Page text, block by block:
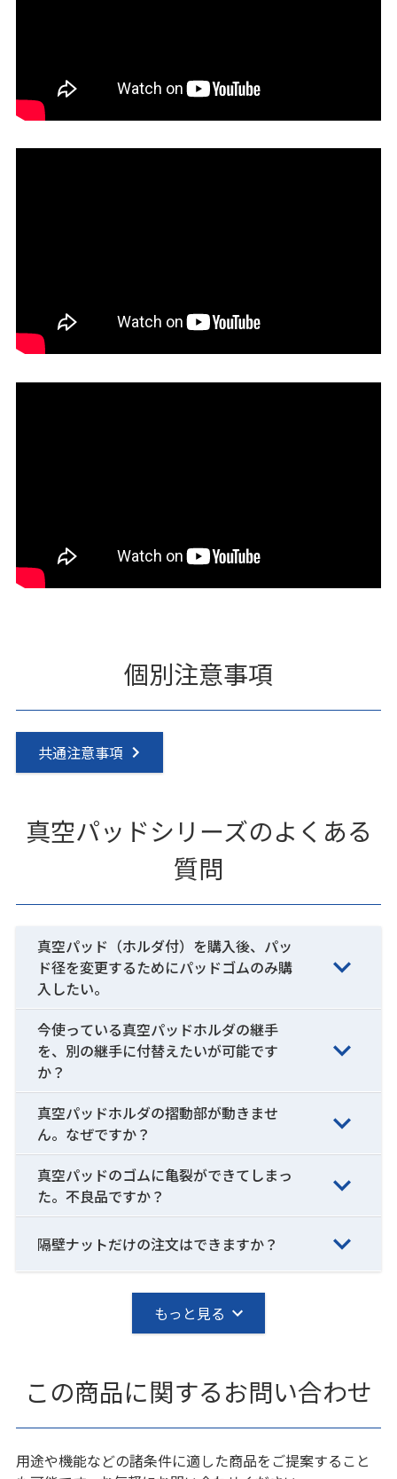
個別注意事項
共通注意事項
真空パッドシリーズのよくある
質問
真空パッド（ホルダ付）を購入後、パッ
ド径を変更するためにパッドゴムのみ購
入したい。
今使っている真空パッドホルダの継手
を、別の継手に付替えたいが可能です
か？
真空パッドホルダの摺動部が動きませ
ん。なぜですか？
真空パッドのゴムに亀裂ができてしまっ
た。不良品ですか？
隔壁ナットだけの注文はできますか？
もっと見る
この商品に関するお問い合わせ
用途や機能などの諸条件に適した商品をご提案すること